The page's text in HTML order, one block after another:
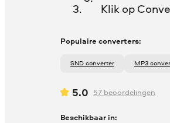
Klik op
Populaire converters:
SND converter MP3
5.0 57 beoordelingen
Beschikbaar in: